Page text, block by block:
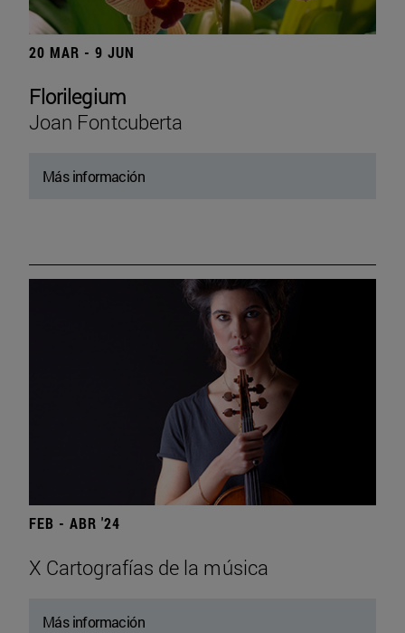
20 MAR - 9 JUN
Florilegium
Joan Fontcuberta
Más información
FEB - ABR '24
X Cartografías de la música
Más información